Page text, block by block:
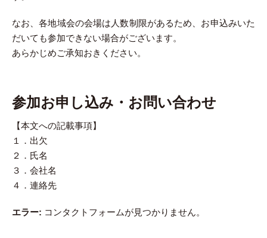
なお、各地域会の会場は人数制限があるため、お申込みいた
だいても参加できない場合がございます。
あらかじめご承知おきください。
参加お申し込み・お問い合わせ
【本文への記載事項】
１．出欠
２．氏名
３．会社名
４．連絡先
エラー: コンタクトフォームが見つかりません。